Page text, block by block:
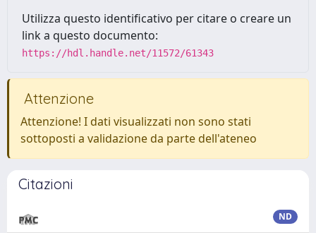
Utilizza questo identificativo per citare o creare un
link a questo documento:
https://hdl.handle.net/11572/61343
Attenzione
Attenzione! I dati visualizzati non sono stati
sottoposti a validazione da parte dell'ateneo
Citazioni
ND